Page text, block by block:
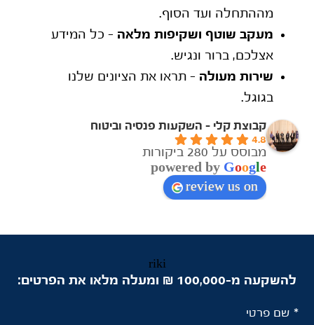
מההתחלה ועד הסוף.
מעקב שוטף ושקיפות מלאה – כל המידע
אצלכם, ברור ונגיש.
שירות מעולה – תראו את הציונים שלנו
בגוגל.
קבוצת קלי - השקעות פנסיה וביטוח
4.8
מבוסס על 280 ביקורות
powered by Google
review us on
riki
להשקעה מ-100,000 ₪ ומעלה מלאו את הפרטים:
* שם פרטי